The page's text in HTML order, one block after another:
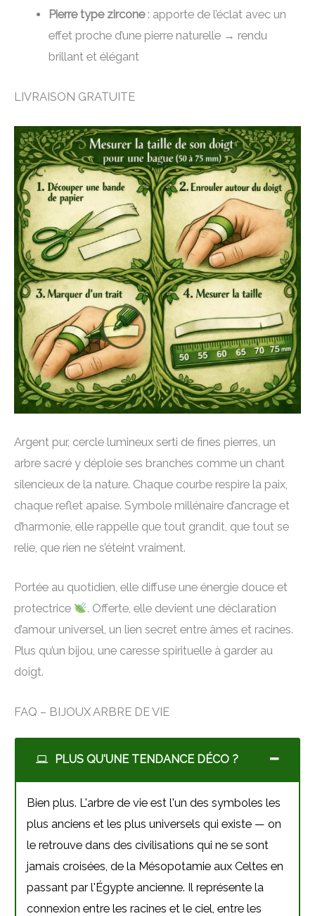
Pierre type zircone: apporte de l’éclat avec un
effet proche d’une pierre naturelle → rendu
brillant et élégant
LIVRAISON GRATUITE
Argent pur, cercle lumineux serti de fines pierres, un
arbre sacré y déploie ses branches comme un chant
silencieux de la nature. Chaque courbe respire la paix,
chaque reflet apaise. Symbole millénaire d’ancrage et
d’harmonie, elle rappelle que tout grandit, que tout se
relie, que rien ne s’éteint vraiment.
Portée au quotidien, elle diffuse une énergie douce et
protectrice
. Offerte, elle devient une déclaration
d’amour universel, un lien secret entre âmes et racines.
Plus qu’un bijou, une caresse spirituelle à garder au
doigt.
FAQ – BIJOUX ARBRE DE VIE
PLUS QU'UNE TENDANCE DÉCO ?
Bien plus. L'arbre de vie est l'un des symboles les
plus anciens et les plus universels qui existe — on
le retrouve dans des civilisations qui ne se sont
jamais croisées, de la Mésopotamie aux Celtes en
passant par l'Égypte ancienne. Il représente la
connexion entre les racines et le ciel, entre les